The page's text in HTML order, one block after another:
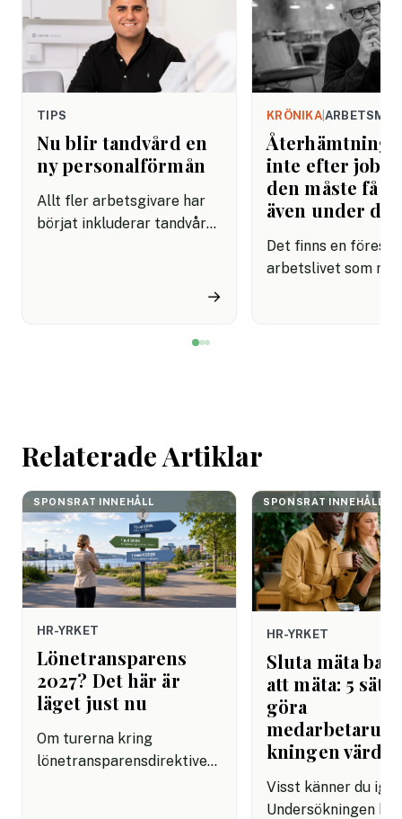
TIPS
Nu blir tandvård en
ny personalförmån
Allt fler arbetsgivare har
börjat inkluderar tandvård i
miljon svenskar uppger att
→
KRÖNIKA|
Återhämtning
inte efter
den måste få
även under
Det finns en
arbetslivet som
Relaterade Artiklar
SPONSRAT INNEHÅLL
HR-YRKET
Lönetransparens
2027? Det här är
läget just nu
Om turerna kring
lönetransparensdirektivet
SPONSRAT INNEHÅLL
HR-YRKET
Sluta mäta
att mäta: 5 sätt
göra
kningen
Visst känner du
Undersökningen har